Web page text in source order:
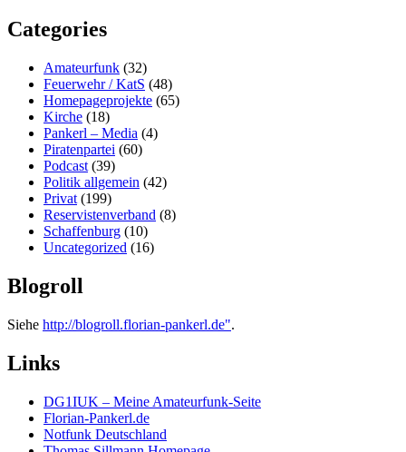
Categories
Amateurfunk (32)
Feuerwehr / KatS (48)
Homepageprojekte (65)
Kirche (18)
Pankerl – Media (4)
Piratenpartei (60)
Podcast (39)
Politik allgemein (42)
Privat (199)
Reservistenverband (8)
Schaffenburg (10)
Uncategorized (16)
Blogroll
Siehe http://blogroll.florian-pankerl.de".
Links
DG1IUK – Meine Amateurfunk-Seite
Florian-Pankerl.de
Notfunk Deutschland